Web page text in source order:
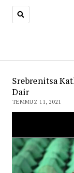
Srebrenitsa
Dair
TEMMUZ 11, 2021